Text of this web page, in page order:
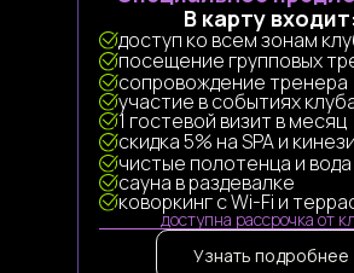
В карту
доступ ко всем зонам
посещение групповых
сопровождение тренера
участие в событиях
1 гостевой визит в месяц
скидка 5% на SPA и
чистые полотенца и вода
сауна в раздевалке
коворкинг с Wi-Fi и
доступна рассрочка от
Узнать подробнее